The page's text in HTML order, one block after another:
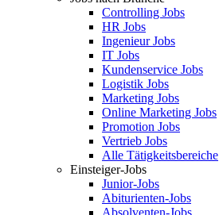
Controlling Jobs
HR Jobs
Ingenieur Jobs
IT Jobs
Kundenservice Jobs
Logistik Jobs
Marketing Jobs
Online Marketing Jobs
Promotion Jobs
Vertrieb Jobs
Alle Tätigkeitsbereiche
Einsteiger-Jobs
Junior-Jobs
Abiturienten-Jobs
Absolventen-Jobs